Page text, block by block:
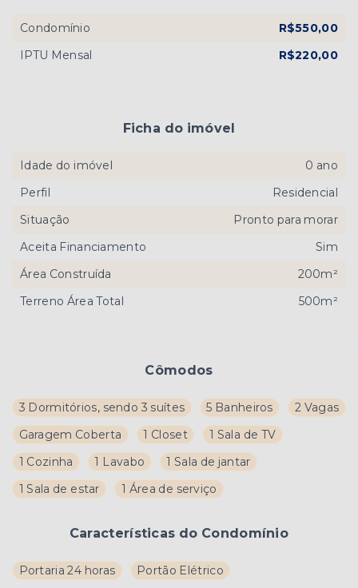
Cômodos
3 Dormitórios, sendo 3 suítes 5 Banheiros
2 Vagas
Garagem Coberta
1 Closet
1 Sala de TV
1 Cozinha
1 Lavabo
1 Sala de jantar
1 Sala de estar
1 Área de serviço
Características do Condomínio
Portaria 24 horas
Portão Elétrico
Condomínio
R$550,00
IPTU Mensal
R$220,00
Ficha do imóvel
Idade do imóvel
0 ano
Perfil
Residencial
Situação
Pronto para morar
Aceita Financiamento
Sim
Área Construída
200m²
Terreno Área Total
500m²